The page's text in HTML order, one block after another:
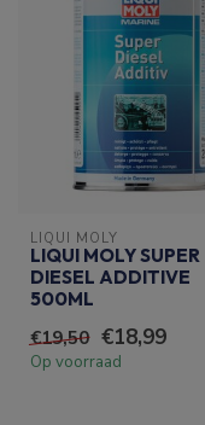
LIQUI MOLY
LIQUI MOLY SUPER
DIESEL ADDITIVE
500ML
€19,50 €18,99
Op voorraad